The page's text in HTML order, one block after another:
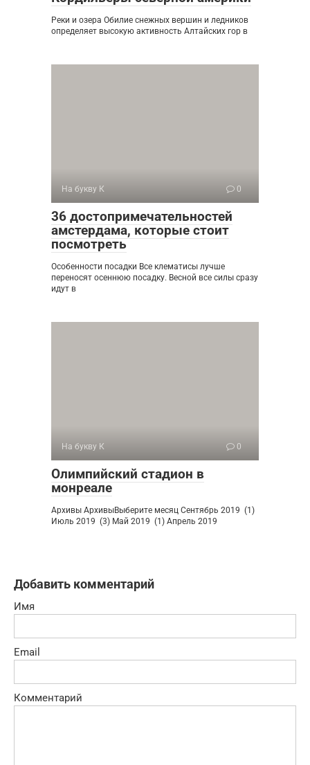
Реки и озера Обилие снежных вершин и ледников
определяет высокую активность Алтайских гор в
На букву К 0
36 достопримечательностей
амстердама, которые стоит
посмотреть
Особенности посадки Все клематисы лучше
переносят осеннюю посадку. Весной все силы сразу
идут в
На букву К 0
Олимпийский стадион в
монреале
Архивы АрхивыВыберите месяц Сентябрь 2019 (1)
Июль 2019 (3) Май 2019 (1) Апрель 2019
Добавить комментарий
Имя
Email
Комментарий